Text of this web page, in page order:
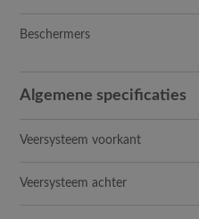
Beschermers
Algemene specificaties
Veersysteem voorkant
Veersysteem achter